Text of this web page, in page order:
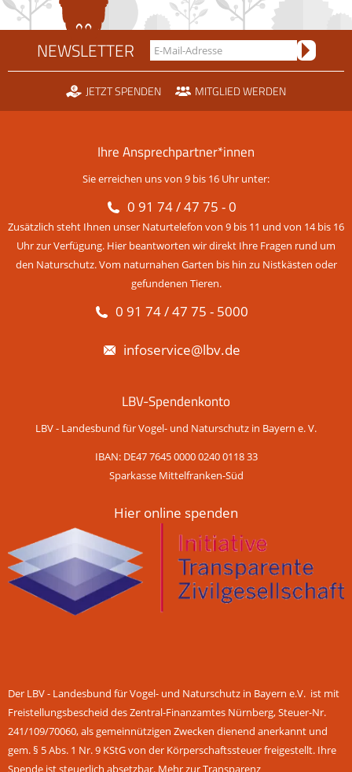
NEWSLETTER
JETZT SPENDEN MITGLIED WERDEN
Ihre Ansprechpartner*innen
Sie erreichen uns von 9 bis 16 Uhr unter:
0 91 74 / 47 75 - 0
Zusätzlich steht Ihnen unser Naturtelefon von 9 bis 11 und von 14 bis 16
Uhr zur Verfügung. Hier beantworten wir direkt Ihre Fragen rund um
den Naturschutz. Vom naturnahen Garten bis hin zu Nistkästen oder
gefundenen Tieren.
0 91 74 / 47 75 - 5000
infoservice@lbv.de
LBV-Spendenkonto
LBV - Landesbund für Vogel- und Naturschutz in Bayern e. V.
IBAN: DE47 7645 0000 0240 0118 33
Sparkasse Mittelfranken-Süd
Hier online spenden
Der LBV - Landesbund für Vogel- und Naturschutz in Bayern e.V. ist mit
Freistellungsbescheid des Zentral-Finanzamtes Nürnberg, Steuer-Nr.
241/109/70060, als gemeinnützigen Zwecken dienend anerkannt und
gem. § 5 Abs. 1 Nr. 9 KStG von der Körperschaftssteuer freigestellt. Ihre
Spende ist steuerlich absetzbar. Mehr zur Transparenz